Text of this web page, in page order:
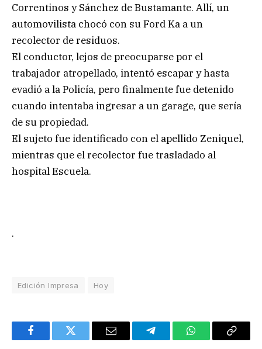
Correntinos y Sánchez de Bustamante. Allí, un
automovilista chocó con su Ford Ka a un
recolector de residuos.
El conductor, lejos de preocuparse por el
trabajador atropellado, intentó escapar y hasta
evadió a la Policía, pero finalmente fue detenido
cuando intentaba ingresar a un garage, que sería
de su propiedad.
El sujeto fue identificado con el apellido Zeniquel,
mientras que el recolector fue trasladado al
hospital Escuela.
.
Edición Impresa Hoy
FacebookTwitter Email TelegramWhatsAppCopy